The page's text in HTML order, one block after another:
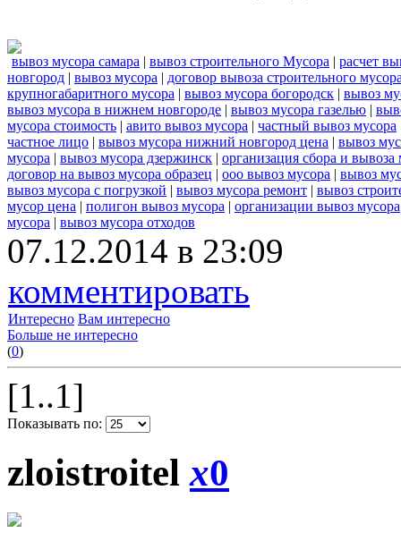
вывоз мусора самара | вывоз строительного Мусора | расчет
новгород | вывоз мусора | договор вывоза строительного
крупногабаритного мусора | вывоз мусора богородск | вывоз
вывоз мусора в нижнем новгороде | вывоз мусора газелью |
мусора стоимость | авито вывоз мусора | частный вывоз мусора
частное лицо | вывоз мусора нижний новгород цена | вывоз
мусора | вывоз мусора дзержинск | организация сбора и вывоза
договор на вывоз мусора образец | ооо вывоз мусора | вывоз
вывоз мусора с погрузкой | вывоз мусора ремонт | вывоз
мусор цена | полигон вывоз мусора | организации вывоз мусора
мусора | вывоз мусора отходов
07.12.2014 в 23:09
комментировать
Интересно Вам интересно
Больше не интересно
(0)
[1..1]
Показывать по:
zloistroitelx0